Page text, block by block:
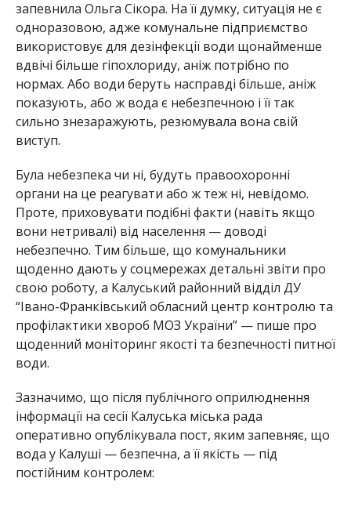
запевнила Ольга Сікора. На її думку, ситуація не є
одноразовою, адже комунальне підприємство
використовує для дезінфекції води щонайменше
вдвічі більше гіпохлориду, аніж потрібно по
нормах. Або води беруть насправді більше, аніж
показують, або ж вода є небезпечною і її так
сильно знезаражують, резюмувала вона свій
виступ.
Була небезпека чи ні, будуть правоохоронні
органи на це реагувати або ж теж ні, невідомо.
Проте, приховувати подібні факти (навіть якщо
вони нетривалі) від населення — доводі
небезпечно. Тим більше, що комунальники
щоденно дають у соцмережах детальні звіти про
свою роботу, а Калуський районний відділ ДУ
“Івано-Франківський обласний центр контролю та
профілактики хвороб МОЗ України” — пише про
щоденний моніторинг якості та безпечності питної
води.
Зазначимо, що після публічного оприлюднення
інформації на сесії Калуська міська рада
оперативно опублікувала пост, яким запевняє, що
вода у Калуші — безпечна, а її якість — під
постійним контролем: